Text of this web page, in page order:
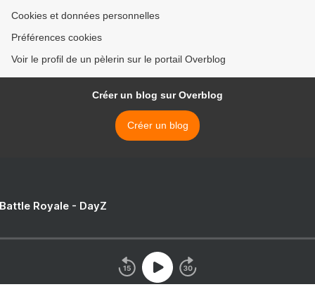
Cookies et données personnelles
Préférences cookies
Voir le profil de un pèlerin sur le portail Overblog
Créer un blog sur Overblog
Créer un blog
Royale - DayZ